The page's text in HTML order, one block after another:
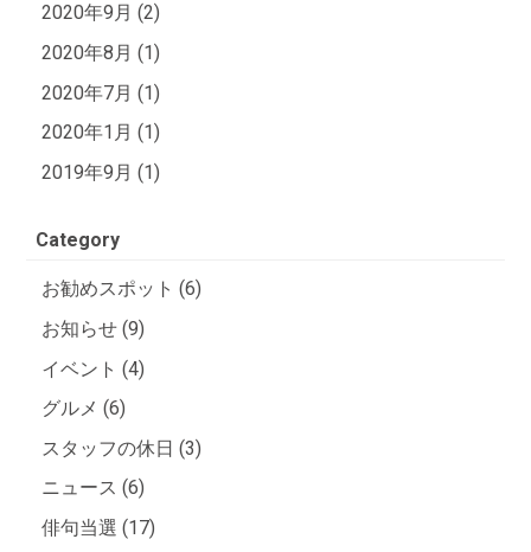
2020年9月 (2)
2020年8月 (1)
2020年7月 (1)
2020年1月 (1)
2019年9月 (1)
Category
お勧めスポット (6)
お知らせ (9)
イベント (4)
グルメ (6)
スタッフの休日 (3)
ニュース (6)
俳句当選 (17)